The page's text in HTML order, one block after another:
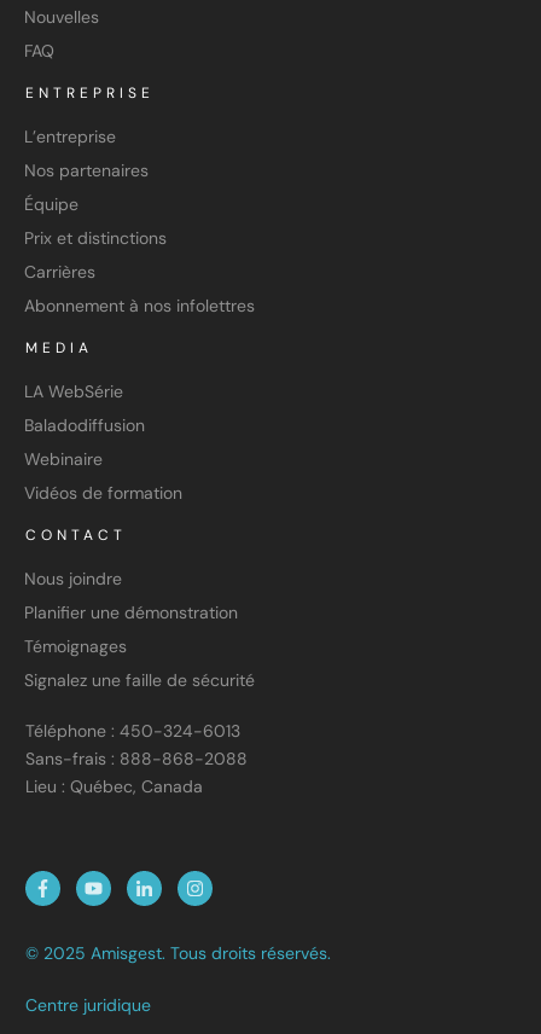
Nouvelles
FAQ
ENTREPRISE
L’entreprise
Nos partenaires
Équipe
Prix et distinctions
Carrières
Abonnement à nos infolettres
MEDIA
LA WebSérie
Baladodiffusion
Webinaire
Vidéos de formation
CONTACT
Nous joindre
Planifier une démonstration
Témoignages
Signalez une faille de sécurité
Téléphone : 450-324-6013
Sans-frais : 888-868-2088
Lieu : Québec, Canada
© 2025 Amisgest. Tous droits réservés.
Centre juridique